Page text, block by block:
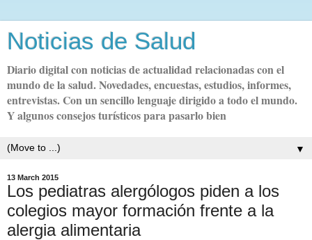
Noticias de Salud
Diario digital con noticias de actualidad relacionadas con el
mundo de la salud. Novedades, encuestas, estudios, informes,
entrevistas. Con un sencillo lenguaje dirigido a todo el mundo.
Y algunos consejos turísticos para pasarlo bien
▼
13 March 2015
Los pediatras alergólogos piden a los
colegios mayor formación frente a la
alergia alimentaria